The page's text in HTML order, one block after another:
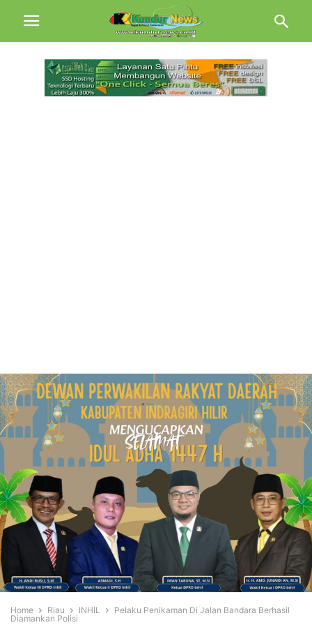
Home Riau INHIL
Pelaku Penikaman Di Jalan Bandara Berhasil
Diamankan Polisi